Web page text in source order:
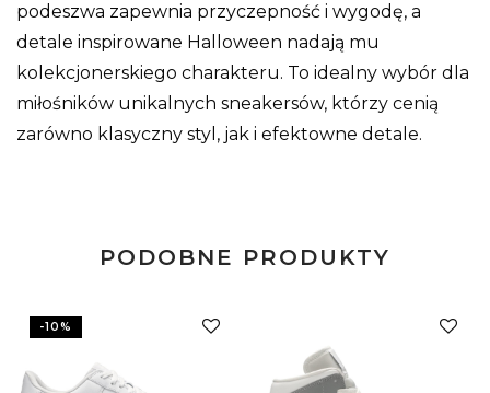
podeszwa zapewnia przyczepność i wygodę, a
detale inspirowane Halloween nadają mu
kolekcjonerskiego charakteru. To idealny wybór dla
miłośników unikalnych sneakersów, którzy cenią
zarówno klasyczny styl, jak i efektowne detale.
PODOBNE PRODUKTY
-10%